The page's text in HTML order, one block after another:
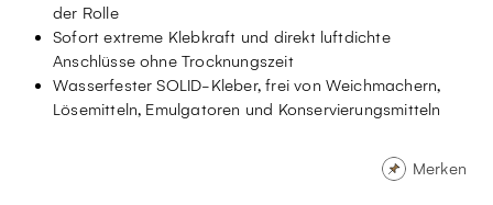
der Rolle
Sofort extreme Klebkraft und direkt luftdichte
Anschlüsse ohne Trocknungszeit
Wasserfester SOLID-Kleber, frei von Weichmachern,
Lösemitteln, Emulgatoren und Konservierungsmitteln
Merken